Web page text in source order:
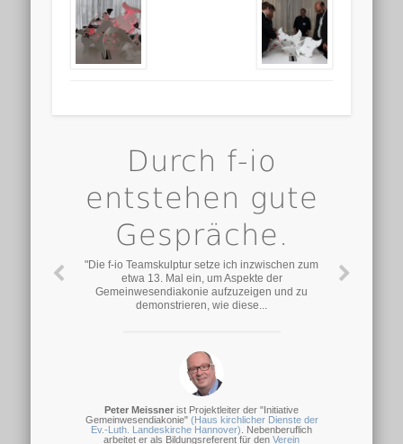
Durch f-io
entstehen gute
Gespräche.
"Die f-io Teamskulptur setze ich inzwischen zum
etwa 13. Mal ein, um Aspekte der
Gemeinwesendiakonie aufzuzeigen und zu
demonstrieren, wie diese...
Peter Meissner ist Projektleiter der "Initiative
Gemeinwesendiakonie" (Haus kirchlicher Dienste der
Ev.-Luth. Landeskirche Hannover). Nebenberuflich
arbeitet er als Bildungsreferent für den Verein